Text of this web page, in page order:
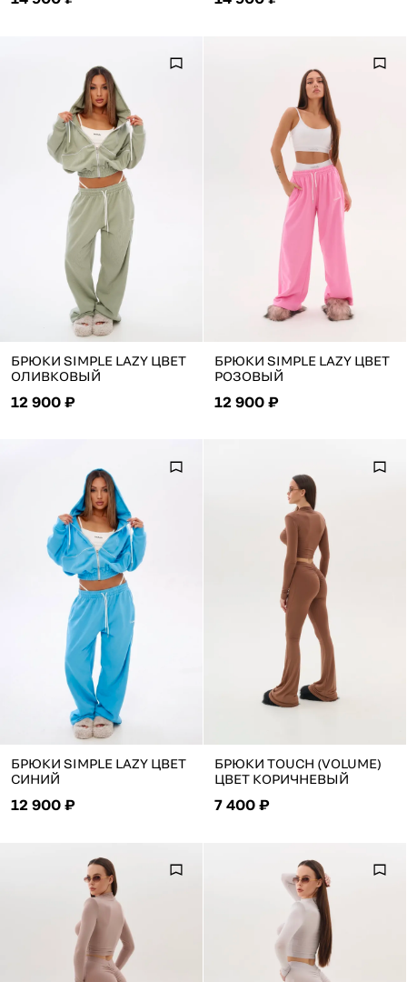
БРЮКИ SIMPLE LAZY ЦВЕТ
ОЛИВКОВЫЙ
12 900 ₽
БРЮКИ SIMPLE LAZY ЦВЕТ
РОЗОВЫЙ
12 900 ₽
БРЮКИ SIMPLE LAZY ЦВЕТ
СИНИЙ
12 900 ₽
БРЮКИ TOUCH (VOLUME)
ЦВЕТ КОРИЧНЕВЫЙ
7 400 ₽